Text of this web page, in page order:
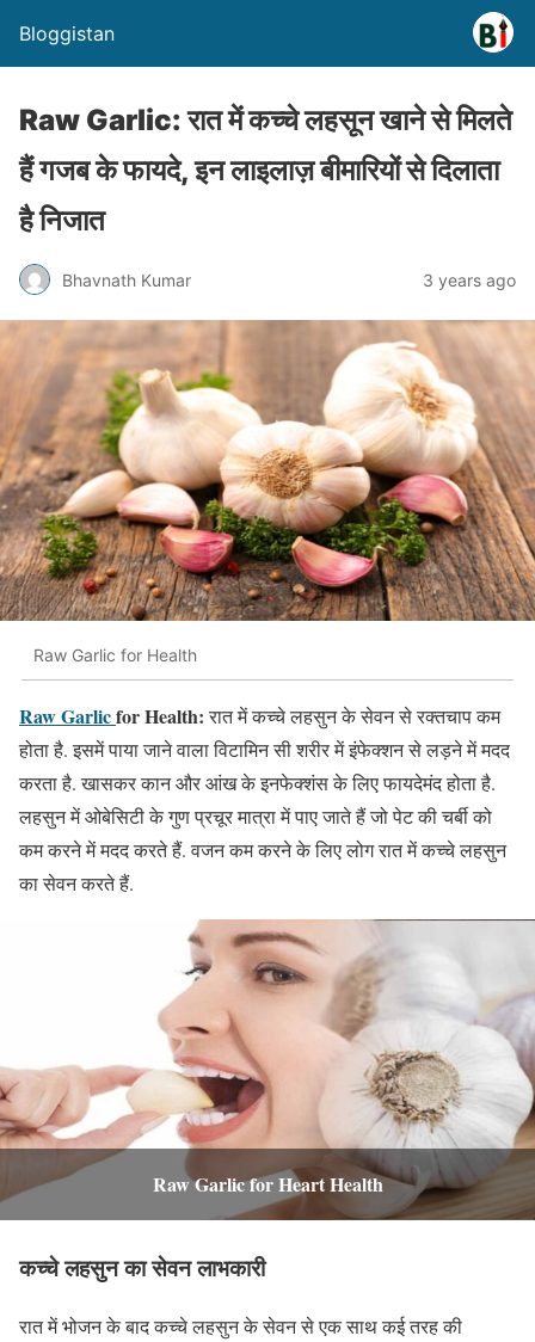
Bloggistan
Raw Garlic: रात में कच्चे लहसून खाने से मिलते
हैं गजब के फायदे, इन लाइलाज़ बीमारियों से दिलाता
है निजात
Bhavnath Kumar 3 years ago
Raw Garlic for Health
Raw Garlicfor Health:रात में कच्चे लहसुन के सेवन से रक्तचाप कम
होता है. इसमें पाया जाने वाला विटामिन सी शरीर में इंफेक्शन से लड़ने में मदद
करता है. खासकर कान और आंख के इनफेक्शंस के लिए फायदेमंद होता है.
लहसुन में ओबेसिटी के गुण प्रचूर मात्रा में पाए जाते हैं जो पेट की चर्बी को
कम करने में मदद करते हैं. वजन कम करने के लिए लोग रात में कच्चे लहसुन
का सेवन करते हैं.
Raw Garlic for Heart Health
कच्चे लहसुन का सेवन लाभकारी
रात में भोजन के बाद कच्चे लहसुन के सेवन से एक साथ कई तरह की